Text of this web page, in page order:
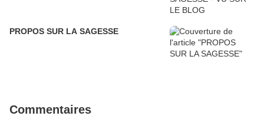
PROPOS SUR LA SAGESSE
Commentaires